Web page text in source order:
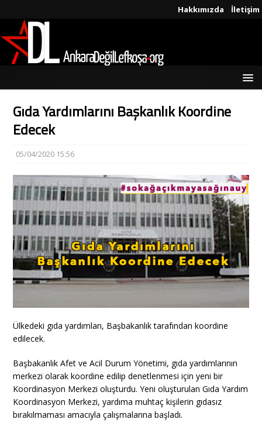
Hakkımızda İletişim
Gıda Yardımlarını Başkanlık Koordine
Edecek
05/04/2020 15:56
Ülkedeki gıda yardımları, Başbakanlık tarafından koordine
edilecek.
Başbakanlık Afet ve Acil Durum Yönetimi, gıda yardımlarının
merkezi olarak koordine edilip denetlenmesi için yeni bir
Koordinasyon Merkezi oluşturdu. Yeni oluşturulan Gıda Yardım
Koordinasyon Merkezi, yardıma muhtaç kişilerin gıdasız
bırakılmaması amacıyla çalışmalarına başladı.